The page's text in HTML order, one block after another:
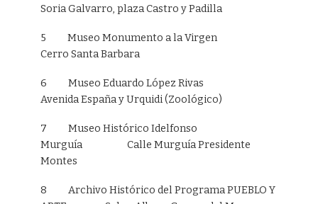
Soria Galvarro, plaza Castro y Padilla
5 Museo Monumento a la Virgen
Cerro Santa Barbara
6 Museo Eduardo López Rivas
Avenida España y Urquidi (Zoológico)
7 Museo Histórico Idelfonso
Murguía Calle Murguía Presidente
Montes
8 Archivo Histórico del Programa PUEBLO Y